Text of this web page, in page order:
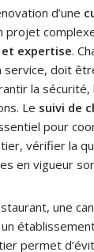
d’une
projet
expertise.
service, doit
la sécurité,
Le suivi de
pour
vérifier la
en vigueur
une
permet